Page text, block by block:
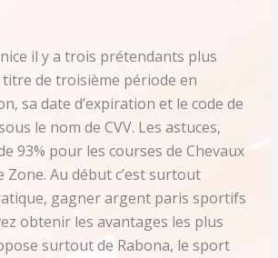
il y a trois prétendants plus
de troisième période en
sa date d’expiration et le code de
le nom de CVV. Les astuces,
93% pour les courses de Chevaux
Zone. Au début c’est surtout
gagner argent paris sportifs
obtenir les avantages les plus
surtout de Rabona, le sport